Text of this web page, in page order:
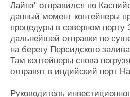
Лайнз" отправился по
данный момент контейнеры
процедуры в северном порту
дальнейшей отправки по
на берегу Персидского
Там контейнеры снова
отправят в индийский порт
Руководитель